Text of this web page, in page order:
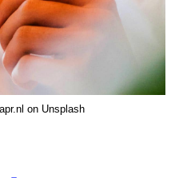
on Unsplash